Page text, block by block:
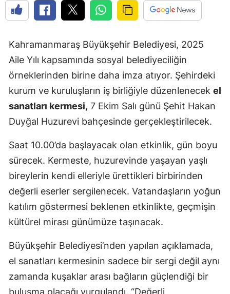
Kahramanmaraş Büyükşehir Belediyesi, 2025
Aile Yılı kapsamında sosyal belediyeciliğin
örneklerinden birine daha imza atıyor. Şehirdeki
kurum ve kuruluşların iş birliğiyle düzenlenecek el
sanatları kermesi, 7 Ekim Salı günü Şehit Hakan
Duyğal Huzurevi bahçesinde gerçekleştirilecek.
Saat 10.00’da başlayacak olan etkinlik, gün boyu
sürecek. Kermeste, huzurevinde yaşayan yaşlı
bireylerin kendi elleriyle ürettikleri birbirinden
değerli eserler sergilenecek. Vatandaşların yoğun
katılım göstermesi beklenen etkinlikte, geçmişin
kültürel mirası günümüze taşınacak.
Büyükşehir Belediyesi’nden yapılan açıklamada,
el sanatları kermesinin sadece bir sergi değil aynı
zamanda kuşaklar arası bağların güçlendiği bir